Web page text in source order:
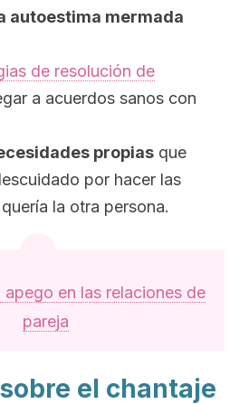
autoestima mermada
de resolución de
a acuerdos sanos con
propias que
por hacer las
la otra persona.
apego en las relaciones de
pareja
el chantaje